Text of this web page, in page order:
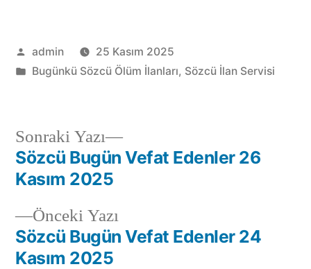
admin
25 Kasım 2025
Bugünkü Sözcü Ölüm İlanları, Sözcü İlan Servisi
Önceki Yazı
Sözcü Bugün Vefat Edenler 24
Kasım 2025
Sonraki Yazı
Sözcü Bugün Vefat Edenler 26
Kasım 2025